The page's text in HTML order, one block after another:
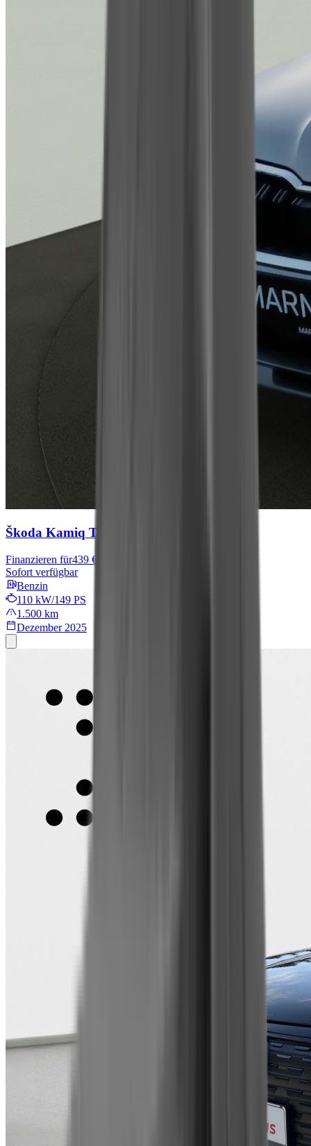
Škoda Kamiq Tour
Finanzieren für439 € mtl.
Sofort verfügbar
Benzin
110 kW/149 PS
1.500 km
Dezember 2025